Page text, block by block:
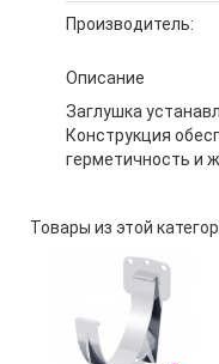
Производитель:
Описание
Заглушка
Конструкция
герметичность и
Товары из этой